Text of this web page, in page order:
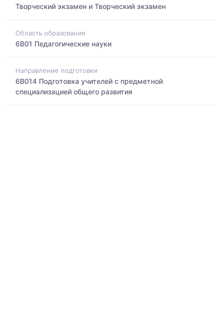
Творческий экзамен и Творческий экзамен
Область образования
6B01 Педагогические науки
Направление подготовки
6B014 Подготовка учителей с предметной
специализацией общего развития